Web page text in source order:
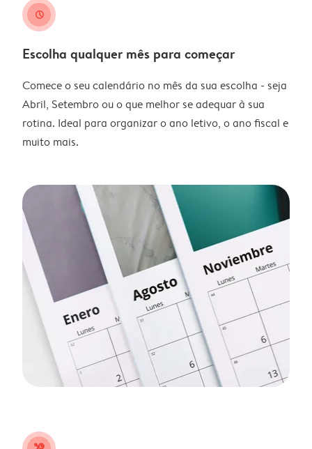
clock
Escolha qualquer mês para começar
Comece o seu calendário no mês da sua escolha - seja
Abril, Setembro ou o que melhor se adequar à sua
rotina. Ideal para organizar o ano letivo, o ano fiscal e
muito mais.